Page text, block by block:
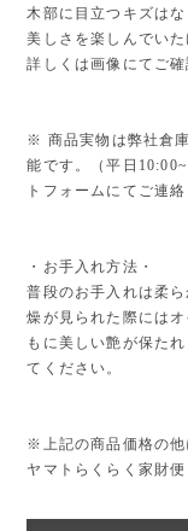
木部に目立つキズは
美しさを楽しんでい
詳しくは画像にてご確
※ 商品実物は弊社倉
能です。（平日
トフォームにてご連絡
・お手入れ方法・
普段のお手入れは柔
燥が見られた際には
もに美しい艶が保た
てください。
※上記の商品価格の他
ヤマトらくらく家財